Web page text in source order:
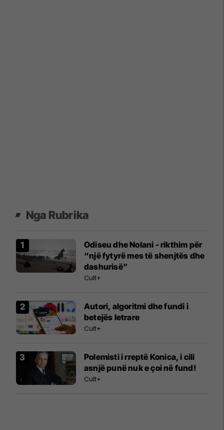
Nga Rubrika
Odiseu dhe Nolani - rikthim për
“një fytyrë mes të shenjtës dhe
dashurisë”
Cult+
Autori, algoritmi dhe fundi i
betejës letrare
Cult+
Polemisti i rreptë Konica, i cili
asnjë punë nuk e çoi në fund!
Cult+